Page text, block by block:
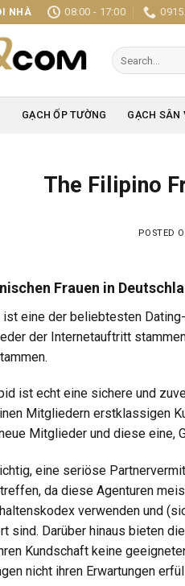
NHÀ 08:00 - 17:00
Search
for:
GẠCH ỐP TƯỜNG GẠCH SÂN
The Filipino
POSTED
Frauen in
ist eine der beliebtesten
der Internetauftritt
ist echt eine sichere und
Mitgliedern erstklassigen
Mitglieder und diese eine,
eine seriöse
da diese Agenturen
verwenden und
sind. Darüber hinaus bieten
Kundschaft keine
nicht ihren Erwartungen